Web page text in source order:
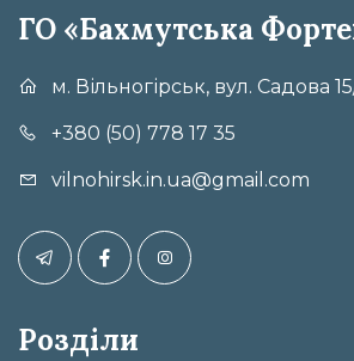
ГО «Бахмутська
м. Вільногірськ, вул. Садова
+380 (50) 778 17 35
vilnohirsk.in.ua@gmail.com
Розділи